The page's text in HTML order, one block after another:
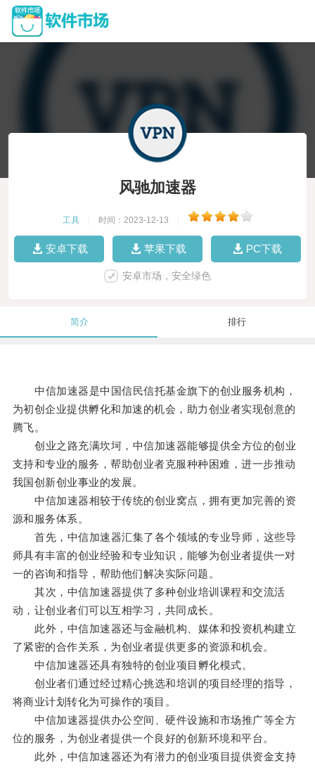
风驰加速器
工具 时间：2023-12-13
安卓下载 苹果下载 PC下载
安卓市场，安全绿色
简介 排行
中信加速器是中国信民信托基金旗下的创业服务机构，
为初创企业提供孵化和加速的机会，助力创业者实现创意的
腾飞。
创业之路充满坎坷，中信加速器能够提供全方位的创业
支持和专业的服务，帮助创业者克服种种困难，进一步推动
我国创新创业事业的发展。
中信加速器相较于传统的创业窝点，拥有更加完善的资
源和服务体系。
首先，中信加速器汇集了各个领域的专业导师，这些导
师具有丰富的创业经验和专业知识，能够为创业者提供一对
一的咨询和指导，帮助他们解决实际问题。
其次，中信加速器提供了多种创业培训课程和交流活
动，让创业者们可以互相学习，共同成长。
此外，中信加速器还与金融机构、媒体和投资机构建立
了紧密的合作关系，为创业者提供更多的资源和机会。
中信加速器还具有独特的创业项目孵化模式。
创业者们通过经过精心挑选和培训的项目经理的指导，
将商业计划转化为可操作的项目。
中信加速器提供办公空间、硬件设施和市场推广等全方
位的服务，为创业者提供一个良好的创新环境和平台。
此外，中信加速器还为有潜力的创业项目提供资金支持